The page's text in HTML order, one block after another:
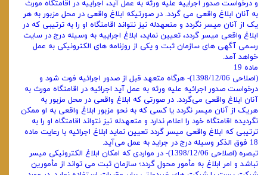
و درخواست صدور اجراییه علیه ورثه به عمل آید، اجراییه در اقامتگاه مورث
به آنان ابلاغ واقعی می ‌گردد. در صورتیکه ابلاغ واقعی در محل مزبور به هر
یک از آنان میسر نگردد و متعهدله نیز نتواند اقامتگاه او را به ترتیبی که در
ابلاغ واقعی میسر گردد، تعیین نماید، ابلاغ اجراییه به ‌وسیله درج در سایت
رسمی آگهی ‌های سازمان ثبت و یکی از روزنامه‌ های الکترونیکی به عمل
خواهد آمد.
ماده 19
(اصلاحی 1398/12/06)- هرگاه متعهد قبل از صدور اجرائیه فوت شود و
درخواست صدور اجرائیه علیه ورثه به عمل آید اجرائیه در اقامتگاه مورث به
آنان ابلاغ واقعی می‌گردد. در صورتی که ابلاغ واقعی در محل مزبور به
هریک از آنان میسر نگردد یا کسی که به نحو مزبور ابلاغ واقعی به او ممکن
نگردیده اقامتگاه خود را اعلام ندارد و متعهدله نیز نتواند اقامتگاه او را به
ترتیبی که ابلاغ واقعی میسر گردد تعیین نماید ابلاغ اجرائیه با رعایت ماده
18 فوق الذکر وسیله درج در جراید به عمل می‌آید.
تبصره (اصلاحی 1398/12/06)- در مواردی که امکان ابلاغ الکترونیکی میسر
نباشد و امر ابلاغ به مأمور محول گردد؛ سازمان ثبت می ‌تواند از مأمورین